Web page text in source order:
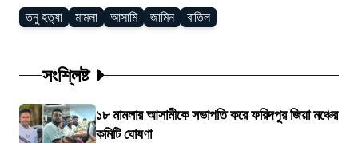
তনু হত্যা মামলা আসামি জামিন বাতিল
সংশ্লিষ্ট
১৮ মামলার আসামীকে সভাপতি করে ফরিদপুর জিয়া মঞ্চের
কমিটি ঘোষণা